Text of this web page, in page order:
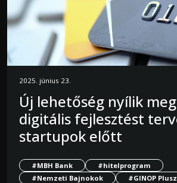
2025. június 23.
Új lehetőség nyílik
digitális fejlesztést
startupok előtt
#MBH Bank
#hitelprogram
#Nemzeti Bajnokok
#GINOP Plusz